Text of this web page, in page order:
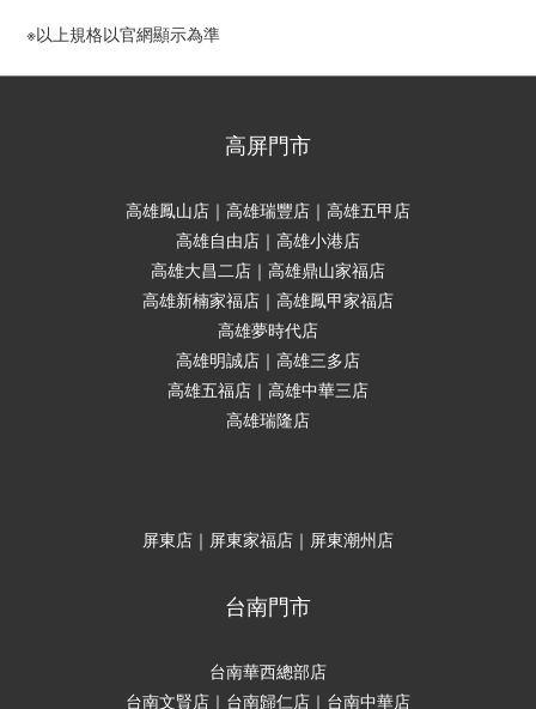
※以上規格以官網顯示為準
高屏門市
高雄鳳山店｜高雄瑞豐店｜高雄五甲店
高雄自由店｜高雄小港店
高雄大昌二店｜高雄鼎山家福店
高雄新楠家福店｜高雄鳳甲家福店
高雄夢時代店
高雄明誠店｜高雄三多店
高雄五福店｜高雄中華三店
高雄瑞隆店
屏東店｜屏東家福店｜屏東潮州店
台南門市
台南華西總部店
台南文賢店｜台南歸仁店｜台南中華店